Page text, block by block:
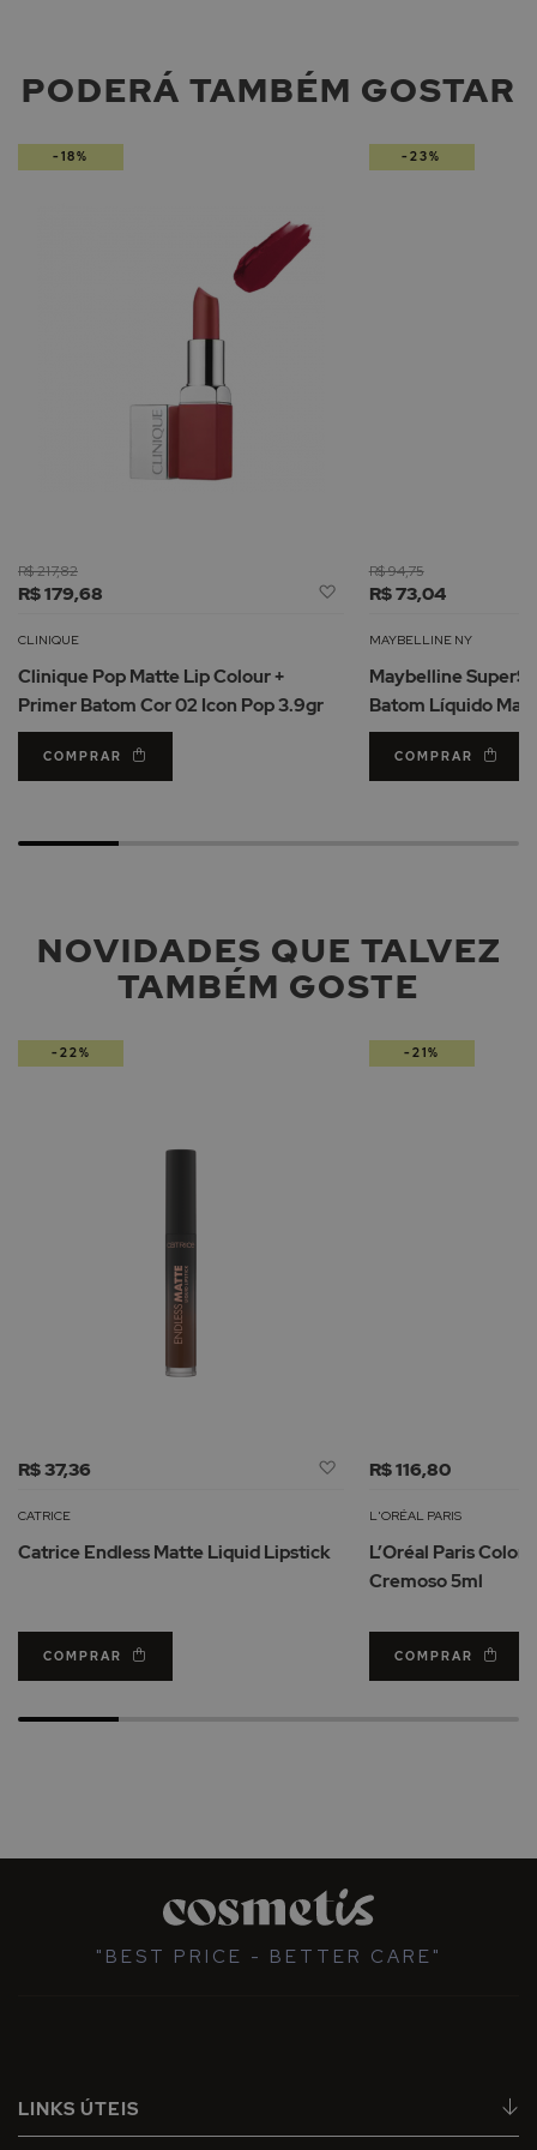
PODERÁ TAMBÉM GOSTAR
R$ 179,68
R$ 217,82
Adicionar
Lista
Desejos
CLINIQUE
Clinique Pop Matte Lip Colour +
Primer Batom Cor 02 Icon Pop 3.9gr
COMPRAR
-18%
R$ 73,04
R$ 94,75
MAYBELLINE NY
Maybelline
Batom Líquido
COMPRAR
-23%
NOVIDADES QUE TALVEZ
TAMBÉM GOSTE
R$ 37,36
Adicionar
Lista
Desejos
CATRICE
Catrice Endless Matte Liquid Lipstick
COMPRAR
-22%
R$ 116,80
L'ORÉAL PARIS
L’Oréal Paris Color
Cremoso 5ml
COMPRAR
-21%
"BEST PRICE - BETTER CARE"
LINKS ÚTEIS